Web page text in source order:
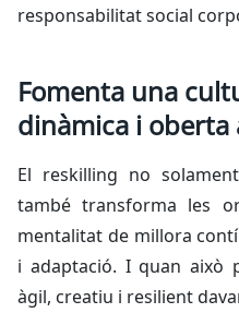
responsabilitat social
Fomenta una
dinàmica i oberta
El reskilling no
també transforma les
mentalitat de millora
i adaptació. I quan això
àgil, creatiu i resilient